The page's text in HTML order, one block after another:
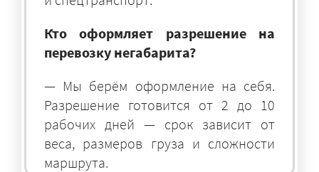
Кто оформляет разрешение на
перевозку негабарита?
— Мы берём оформление на себя.
Разрешение готовится от 2 до 10
рабочих дней — срок зависит от
веса, размеров груза и сложности
маршрута.